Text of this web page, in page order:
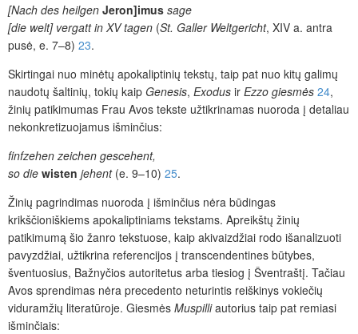
[Nach des heilgen Jeron]imus sage
[die welt] vergatt in XV tagen (St. Galler Weltgericht, XIV a. antra
pusė, e. 7–8) 23.
Skirtingai nuo minėtų apokaliptinių tekstų, taip pat nuo kitų galimų
naudotų šaltinių, tokių kaip Genesis, Exodus ir Ezzo giesmės 24,
žinių patikimumas Frau Avos tekste užtik­rinamas nuoroda į detaliau
nekonkretizuojamus išminčius:
finfzehen zeichen gescehent,
so die wisten jehent(e. 9–10) 25.
Žinių pagrindimas nuoroda į išminčius nėra būdingas
krikščioniškiems apokaliptiniams tekstams. Apreikštų žinių
patikimumą šio žanro tekstuose, kaip akivaizdžiai rodo išanalizuoti
pavyzdžiai, užtikrina referencijos į transcendentines būtybes,
šventuosius, Bažnyčios autoritetus arba tiesiog į Šventraštį. Tačiau
Avos sprendimas nėra precedento neturintis reiškinys vokiečių
viduramžių literatūroje. Giesmės Muspilliautorius taip pat remiasi
išminčiais: